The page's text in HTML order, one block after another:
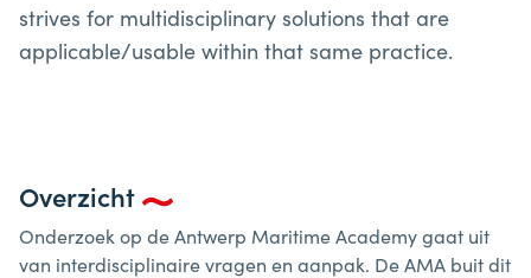
strives for multidisciplinary solutions that are
applicable/usable within that same practice.
Overzicht
Onderzoek op de Antwerp Maritime Academy gaat uit
van interdisciplinaire vragen en aanpak. De AMA buit dit